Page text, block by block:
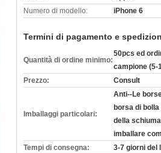
Numero di modello:
iPhone 6
Termini di pagamento e
Quantità di ordine minimo:
50pcs ed
campione (5-
Prezzo:
Consult
Imballaggi particolari:
Anti--Le
borsa di
della
imballare
Tempi di consegna:
3-7 giorni del